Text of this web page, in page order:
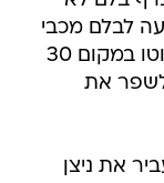
לבלם מכבי
נתניה עידו לוי, בסך 20 אלף שקל ברוטו במקום 30
לשפר את
את ניצן